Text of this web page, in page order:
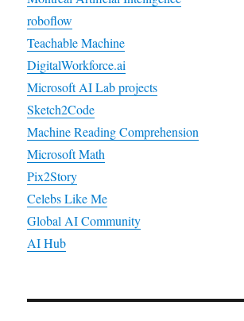
roboflow
Teachable Machine
DigitalWorkforce.ai
Microsoft AI Lab projects
Sketch2Code
Machine Reading Comprehension
Microsoft Math
Pix2Story
Celebs Like Me
Global AI Community
AI Hub